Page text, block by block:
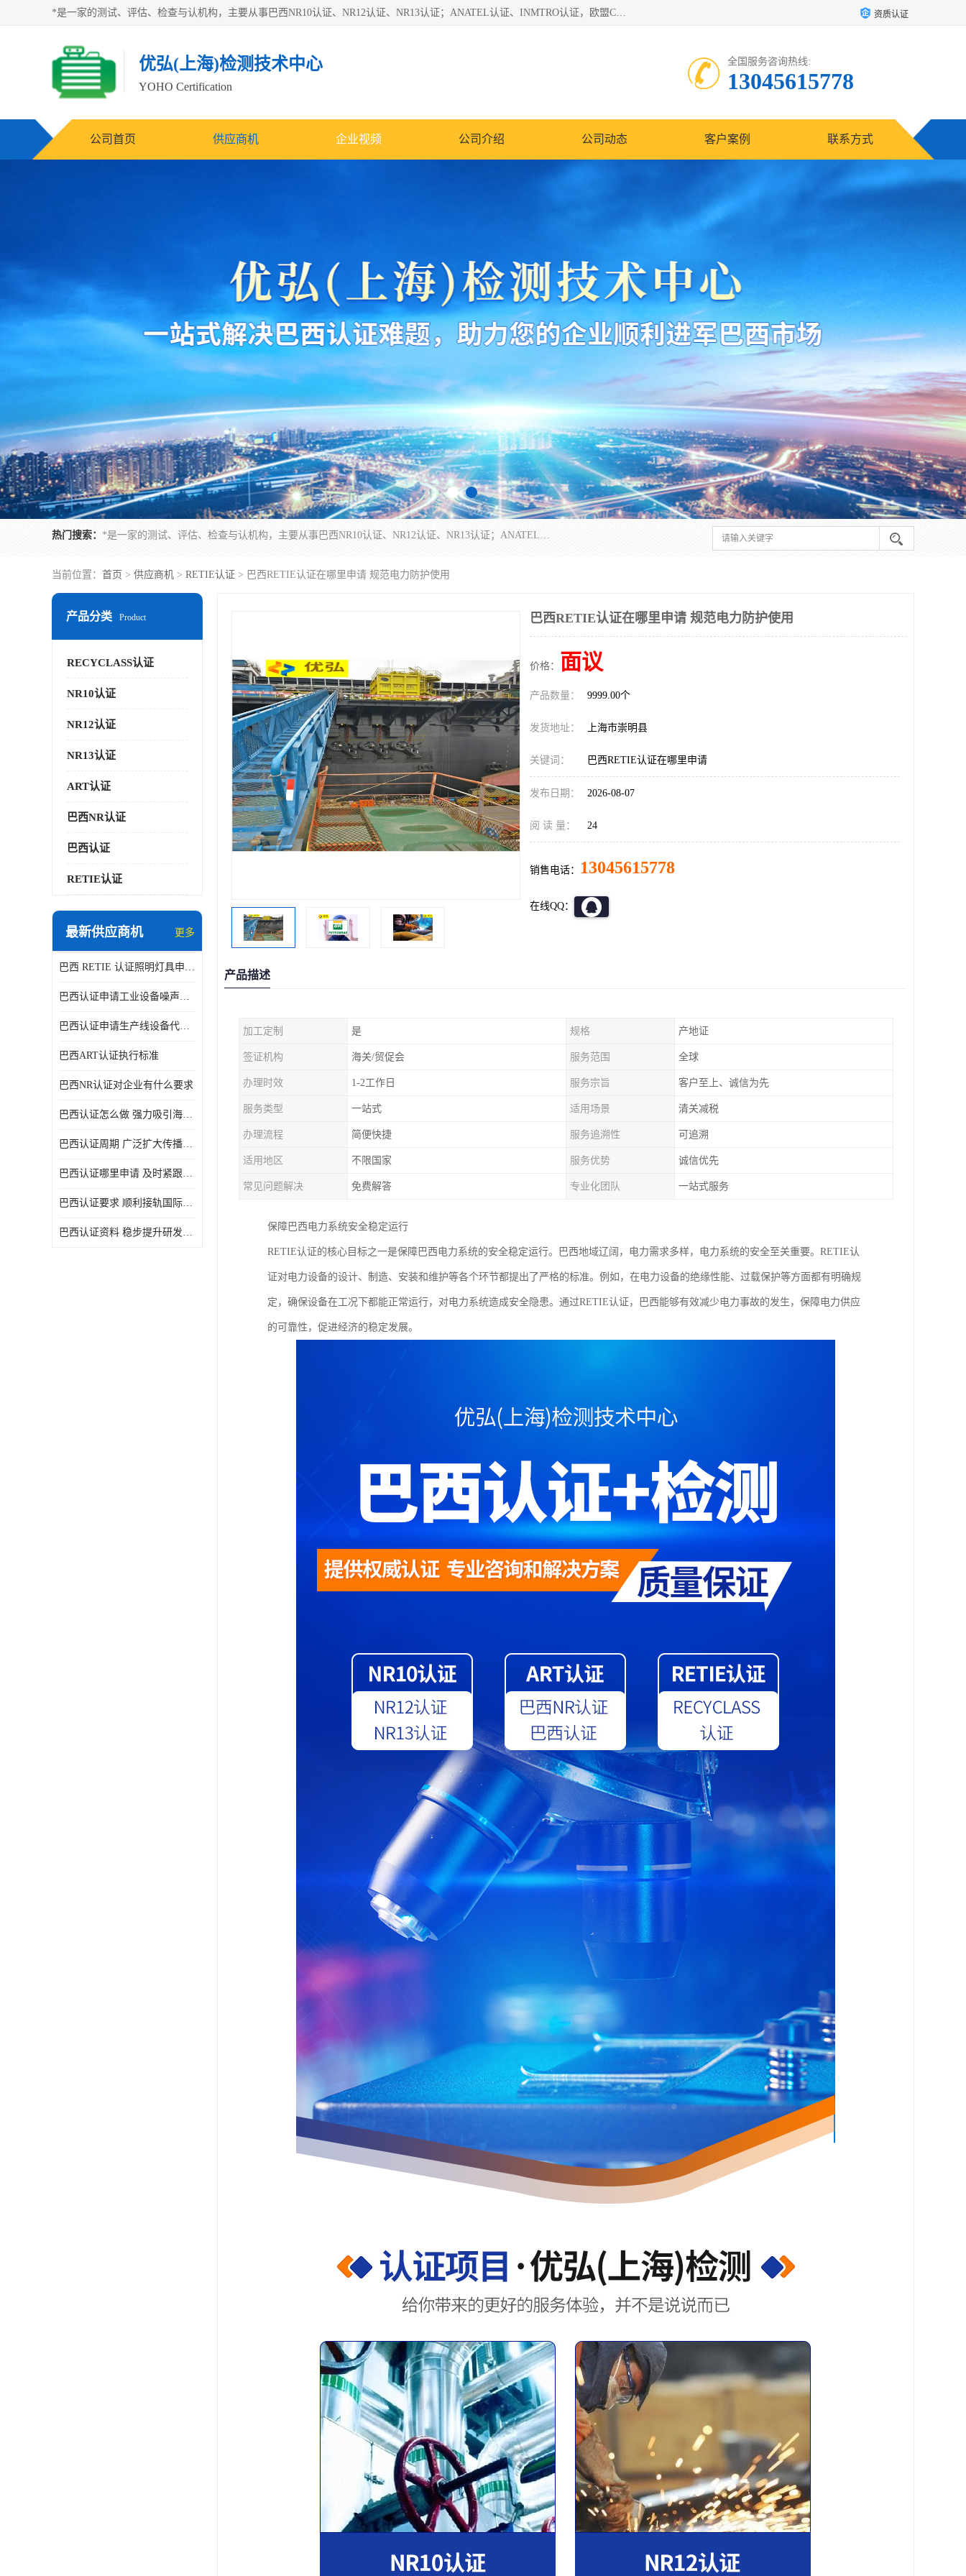
*是一家的测试、评估、检查与认机构，主要从事巴西NR10认证、NR12认证、NR13认证；ANATEL认证、INMTRO认证，欧盟CE认证：MD认证，PED认证，MID认证，ATEX认证，德国蓝色天使认证。 资质认证
优弘(上海)检测技术中心
YOHO Certification
全国服务咨询热线:
13045615778
公司首页 供应商机 企业视频 公司介绍 公司动态 客户案例 联系方式
热门搜索： *是一家的测试、评估、检查与认机构，主要从事巴西NR10认证、NR12认证、NR13认证；ANATEL认证、INMTRO认证，欧盟CE认证：MD认证，PED认证，MID认证，ATEX认证，德国蓝色天使认证。
当前位置： 首页 > 供应商机 > RETIE认证 > 巴西RETIE认证在哪里申请 规范电力防护使用
产品分类 Product
RECYCLASS认证
NR10认证
NR12认证
NR13认证
ART认证
巴西NR认证
巴西认证
RETIE认证
最新供应商机 更多
巴西 RETIE 认证照明灯具申请 RETIE 认证
巴西认证申请工业设备噪声控制认证规范
巴西认证申请生产线设备代理机构选择
巴西ART认证执行标准
巴西NR认证对企业有什么要求
巴西认证怎么做 强力吸引海外投资
巴西认证周期 广泛扩大传播范围
巴西认证哪里申请 及时紧跟法规变化
巴西认证要求 顺利接轨国际规范
巴西认证资料 稳步提升研发能力
巴西RETIE认证在哪里申请 规范电力防护使用
价格： 面议
产品数量： 9999.00个
发货地址： 上海市崇明县
关键词： 巴西RETIE认证在哪里申请
发布日期： 2026-08-07
阅 读 量： 24
销售电话： 13045615778
在线QQ：
产品描述
加工定制 是 规格 产地证
签证机构 海关/贸促会 服务范围 全球
办理时效 1-2工作日 服务宗旨 客户至上、诚信为先
服务类型 一站式 适用场景 清关减税
办理流程 简便快捷 服务追溯性 可追溯
适用地区 不限国家 服务优势 诚信优先
常见问题解决 免费解答 专业化团队 一站式服务
保障巴西电力系统安全稳定运行
RETIE认证的核心目标之一是保障巴西电力系统的安全稳定运行。巴西地域辽阔，电力需求多样，电力系统的安全至关重要。RETIE认
证对电力设备的设计、制造、安装和维护等各个环节都提出了严格的标准。例如，在电力设备的绝缘性能、过载保护等方面都有明确规
定，确保设备在工况下都能正常运行，对电力系统造成安全隐患。通过RETIE认证，巴西能够有效减少电力事故的发生，保障电力供应
的可靠性，促进经济的稳定发展。